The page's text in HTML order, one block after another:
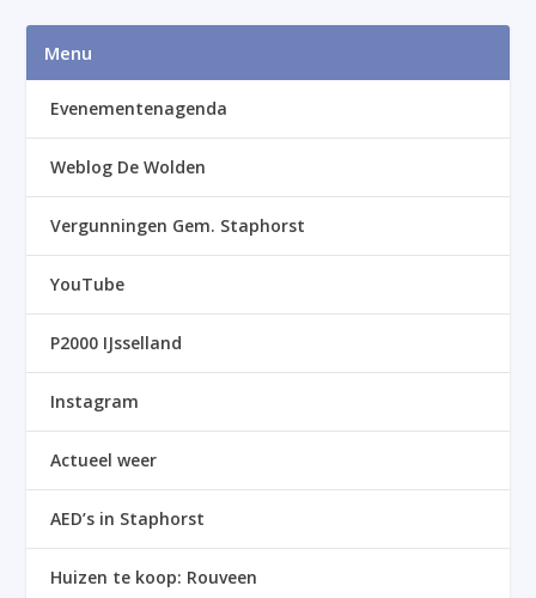
Menu
Evenementenagenda
Weblog De Wolden
Vergunningen Gem. Staphorst
YouTube
P2000 IJsselland
Instagram
Actueel weer
AED’s in Staphorst
Huizen te koop: Rouveen